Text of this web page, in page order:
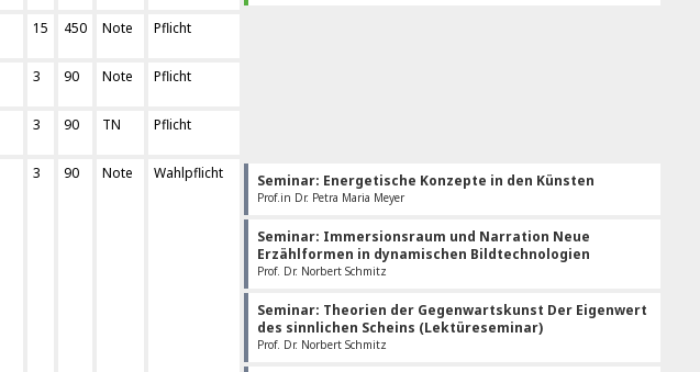
15 450 Note Pflicht
3 90 Note Pflicht
3 90 TN Pflicht
3 90 Note Wahlpflicht Seminar: Energetische Konzepte in den Künsten
Prof.in Dr. Petra Maria Meyer
Seminar: Immersionsraum und Narration Neue
Erzählformen in dynamischen Bildtechnologien
Prof. Dr. Norbert Schmitz
Seminar: Theorien der Gegenwartskunst Der Eigenwert
des sinnlichen Scheins (Lektüreseminar)
Prof. Dr. Norbert Schmitz